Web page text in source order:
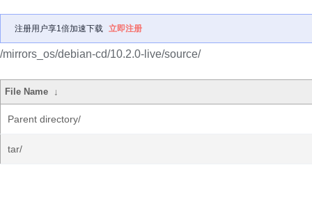
注册用户享1倍加速下载 立即注册
/mirrors_os/debian-cd/10.2.0-live/source/
File Name ↓
Parent directory/
tar/